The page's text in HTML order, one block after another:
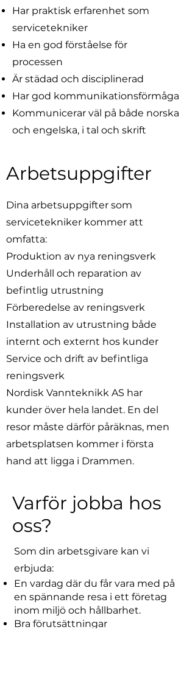
Har praktisk erfarenhet som
servicetekniker
Ha en god förståelse för
processen
Är städad och disciplinerad
Har god kommunikationsförmåga
Kommunicerar väl på både norska
och engelska, i tal och skrift
Arbetsuppgifter
Dina arbetsuppgifter som
servicetekniker kommer att
omfatta:
Produktion av nya reningsverk
Underhåll och reparation av
befintlig utrustning
Förberedelse av reningsverk
Installation av utrustning både
internt och externt hos kunder
Service och drift av befintliga
reningsverk
Nordisk Vannteknikk AS har
kunder över hela landet. En del
resor måste därför påräknas, men
arbetsplatsen kommer i första
hand att ligga i Drammen.
Varför jobba hos
oss?
Som din arbetsgivare kan vi
erbjuda:
En vardag där du får vara med på
en spännande resa i ett företag
inom miljö och hållbarhet.
Bra förutsättningar